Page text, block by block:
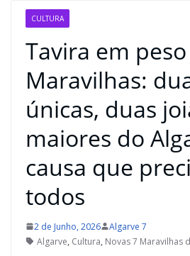
CULTURA
Tavira em
Maravilhas:
únicas, duas
maiores do
causa que
todos
2 de Junho, 2026
Algarve 7
Algarve, Cultura, Novas 7 Maravilhas